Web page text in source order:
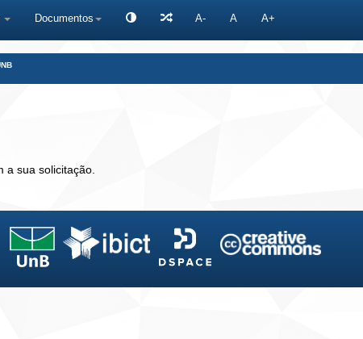
Documentos A- A A+
a sua solicitação.